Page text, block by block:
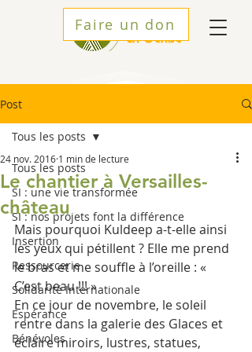
Faire un don
Post
Tous les posts
SI : une vie transformée
SI : nos projets font la différence
Insertion
Ressourcerie
Solidarité Internationale
Espérance
Bénévoles
Tous les posts
Le chantier à Versailles-
château
24 nov. 2016 1 min de lecture
Mais pourquoi Kuldeep a-t-elle ainsi
les yeux qui pétillent ? Elle me prend
le bras et me souffle à l’oreille : «
C’est beau !!! »
En ce jour de novembre, le soleil
rentre dans la galerie des Glaces et
éclaire miroirs, lustres, statues,